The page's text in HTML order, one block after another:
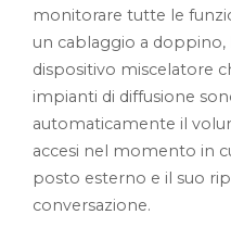
monitorare tutte le
un cablaggio a doppino,
dispositivo miscelatore
impianti di diffusione
automaticamente il
accesi nel momento in
posto esterno e il suo
conversazione.